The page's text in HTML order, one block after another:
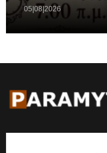
05|08|2026